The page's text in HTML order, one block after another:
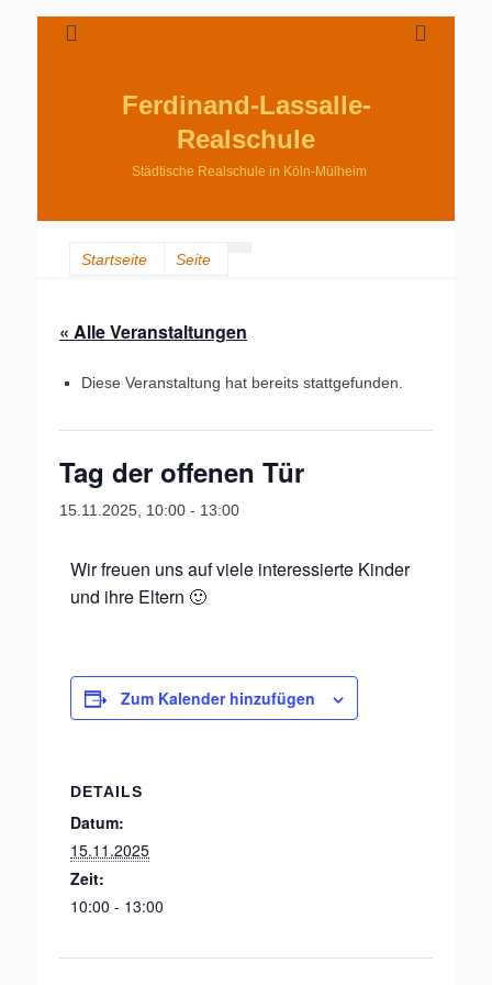
Ferdinand-Lassalle-
Realschule
Städtische Realschule in Köln-Mülheim
Startseite Seite
« Alle Veranstaltungen
Diese Veranstaltung hat bereits stattgefunden.
Tag der offenen Tür
15.11.2025, 10:00 - 13:00
Wir freuen uns auf viele interessierte Kinder
und ihre Eltern 🙂
Zum Kalender hinzufügen
DETAILS
Datum:
15.11.2025
Zeit:
10:00 - 13:00